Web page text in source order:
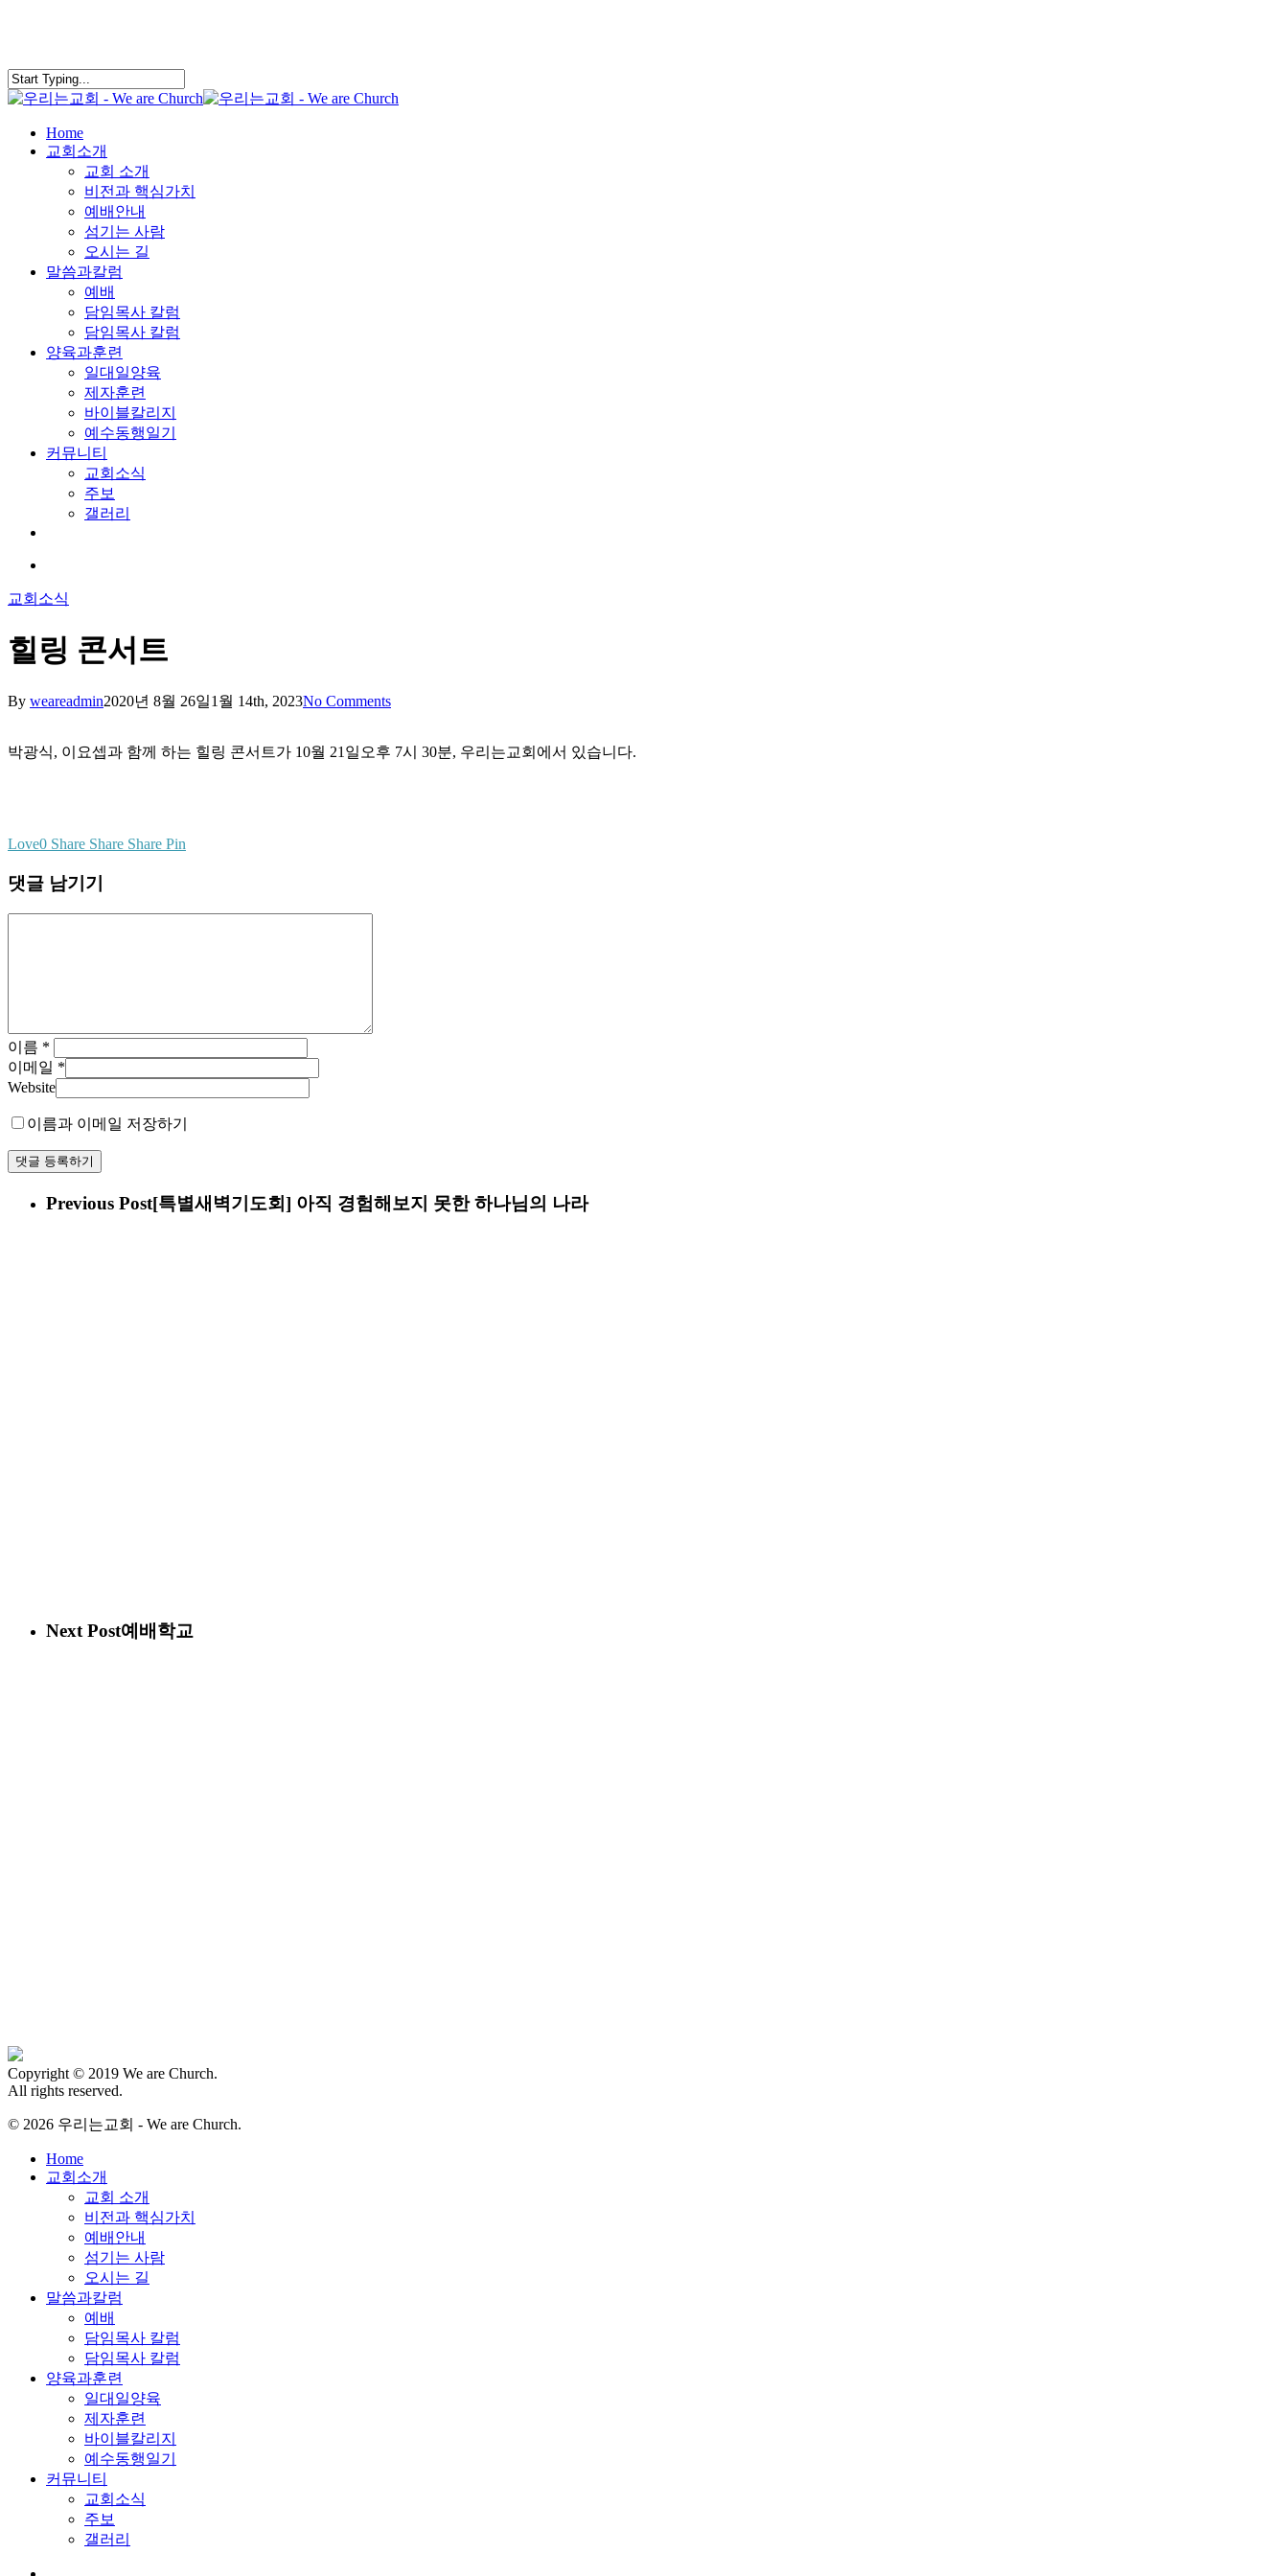
content
search
Menu
Home
교회소개
교회 소개
비전과 핵심가치
예배안내
섬기는 사람
오시는 길
말씀과칼럼
예배
담임목사 칼럼
담임목사 칼럼
양육과훈련
일대일양육
제자훈련
바이블칼리지
예수동행일기
커뮤니티
교회소식
주보
갤러리
교회소식
힐링 콘서트
By weareadmin2020년 8월 26일1월 14th, 2023No Comments
박광식, 이요셉과 함께 하는 힐링 콘서트가 10월 21일오후 7시 30분, 우리는교회에서 있습니다.
Love0 Share Share Share Pin
댓글 남기기
이름 *
이메일 *
Website
이름과 이메일 저장하기
Previous Post[특별새벽기도회] 아직 경험해보지 못한 하나님의 나라
Next Post예배학교
Copyright © 2019 We are Church.
All rights reserved.
© 2026 우리는교회 - We are Church.
Close
Menu
Home
교회소개
교회 소개
비전과 핵심가치
예배안내
섬기는 사람
오시는 길
말씀과칼럼
예배
담임목사 칼럼
담임목사 칼럼
양육과훈련
일대일양육
제자훈련
바이블칼리지
예수동행일기
커뮤니티
교회소식
주보
갤러리